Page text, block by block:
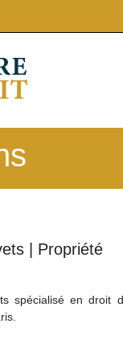
| Propriété
spécialisé en droit